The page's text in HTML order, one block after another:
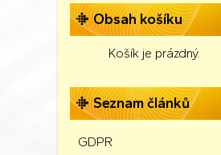
Obsah košíku
Košík je prázdný.
Seznam článků
GDPR